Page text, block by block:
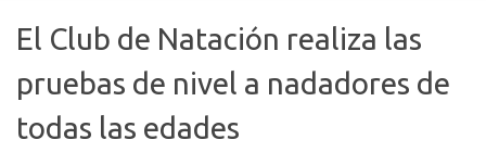
El Club de Natación realiza las
pruebas de nivel a nadadores de
todas las edades